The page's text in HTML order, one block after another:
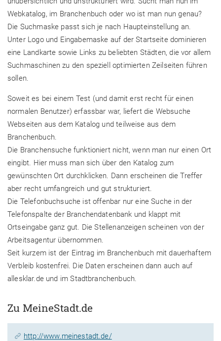
Webkatalog, im Branchenbuch oder wo ist man nun genau?
Die Suchmaske passt sich je nach Haupteinstellung an.
Unter Logo und Eingabemaske auf der Startseite dominieren
eine Landkarte sowie Links zu beliebten Städten, die vor allem
Suchmaschinen zu den speziell optimierten Zeilseiten führen
sollen.
Soweit es bei einem Test (und damit erst recht für einen
normalen Benutzer) erfassbar war, liefert die Websuche
Webseiten aus dem Katalog und teilweise aus dem
Branchenbuch.
Die Branchensuche funktioniert nicht, wenn man nur einen Ort
eingibt. Hier muss man sich über den Katalog zum
gewünschten Ort durchklicken. Dann erscheinen die Treffer
aber recht umfangreich und gut strukturiert.
Die Telefonbuchsuche ist offenbar nur eine Suche in der
Telefonspalte der Branchendatenbank und klappt mit
Ortseingabe ganz gut. Die Stellenanzeigen scheinen von der
Arbeitsagentur übernommen.
Seit kurzem ist der Eintrag im Branchenbuch mit dauerhaftem
Verbleib kostenfrei. Die Daten erscheinen dann auch auf
allesklar.de und im Stadtbranchenbuch.
Zu MeineStadt.de
http://www.meinestadt.de/